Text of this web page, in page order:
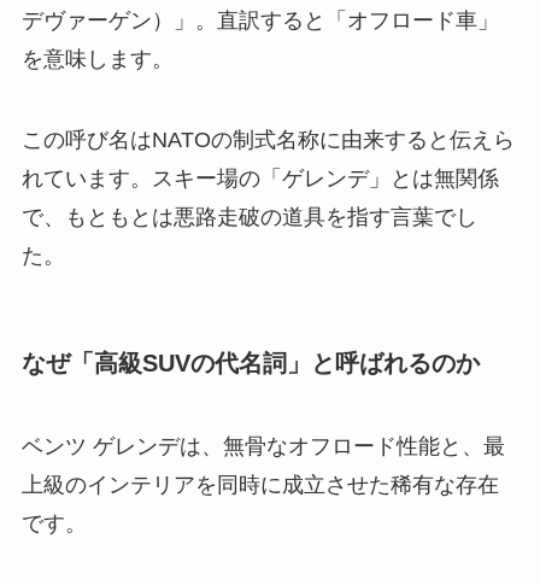
デヴァーゲン）」。直訳すると「オフロード車」
を意味します。
この呼び名はNATOの制式名称に由来すると伝えら
れています。スキー場の「ゲレンデ」とは無関係
で、もともとは悪路走破の道具を指す言葉でし
た。
なぜ「高級SUVの代名詞」と呼ばれるのか
ベンツ ゲレンデは、無骨なオフロード性能と、最
上級のインテリアを同時に成立させた稀有な存在
です。